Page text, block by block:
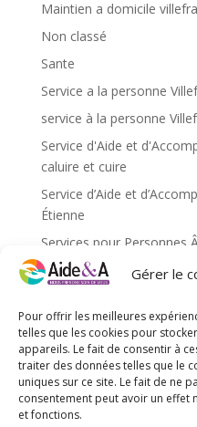
Gérer le
Pour offrir les meilleures
telles que les cookies pour
appareils. Le fait de consentir à
traiter des données telles que le
uniques sur ce site. Le fait de ne
consentement peut avoir un effet
et fonctions.
Maintien a domicile
Non classé
Sante
Service a la personne
service à la personne
Service d'Aide et
caluire et cuire
Service d’Aide et
Étienne
Services pour Personnes
Services pour personnes
Services pour personnes
Méta
Connexion